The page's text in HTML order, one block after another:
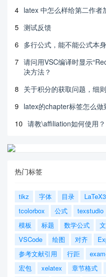
4 latex 中怎么样给第二作者
5 测试反馈
6 多行公式，能不能公式本
7 请问用VSC编译时显示
决方法？
8 关于积分的获取问题，细
9 latex的chapter标签怎么做
10 请教\affiliation如何使用？
热门标签
tikz 字体 目录 LaTeX3
tcolorbox
公式 texstudio
模板
标题 数学公式
VSCode
绘图 对齐
参考文献引用
行距
宏包
xelatex 章节格式